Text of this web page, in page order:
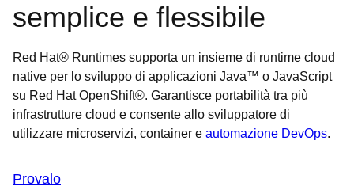
semplice e flessibile
Red Hat® Runtimes supporta un insieme di runtime cloud
native per lo sviluppo di applicazioni Java™ o JavaScript
su Red Hat OpenShift®. Garantisce portabilità tra più
infrastrutture cloud e consente allo sviluppatore di
utilizzare microservizi, container e automazione DevOps.
Provalo